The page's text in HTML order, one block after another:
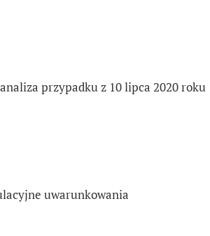
przypadku z 10 lipca 2020 roku
uwarunkowania